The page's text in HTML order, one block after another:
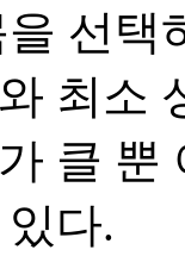
선택
최소
클 뿐
다.